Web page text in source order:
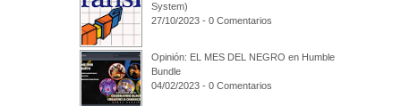
System)
27/10/2023 - 0 Comentarios
Opinión: EL MES DEL NEGRO en Humble
Bundle
04/02/2023 - 0 Comentarios